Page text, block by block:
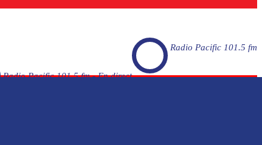
Radio Pacific 101.5 fm
Radio Pacific 101.5 fm - En direct